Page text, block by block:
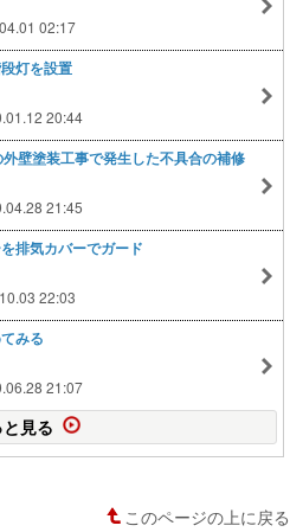
02:17
灯を設置
20:44
壁塗装工事で発生した不具合の補修
21:45
排気カバーでガード
22:03
みる
21:07
と見る
このページの上に戻る